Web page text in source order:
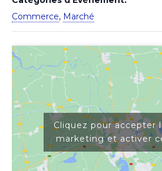
Commerce, Marché
Cliquez pour accepter
marketing et activer